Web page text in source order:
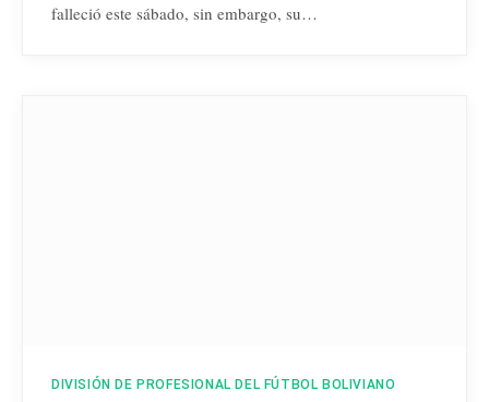
falleció este sábado, sin embargo, su…
DIVISIÓN DE PROFESIONAL DEL FÚTBOL BOLIVIANO